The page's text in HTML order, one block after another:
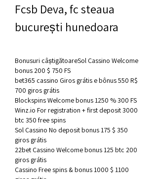
Fcsb Deva, fc steaua
bucurești hunedoara
Bonusuri câștigătoareSol Cassino Welcome
bonus 200 $ 750 FS
bet365 cassino Giros grátis e bônus 550 R$
700 giros grátis
Blockspins Welcome bonus 1250 % 300 FS
Winz.io For registration + first deposit 3000
btc 350 free spins
Sol Cassino No deposit bonus 175 $ 350
giros grátis
22bet Cassino Welcome bonus 125 btc 200
giros grátis
Cassino Free spins & bonus 1000 $ 1100